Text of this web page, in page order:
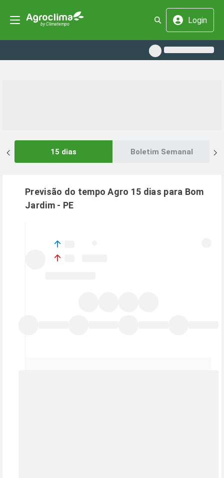
Login
15 dias Boletim Semanal
Previsão do tempo Agro 15 dias para Bom
Jardim- PE